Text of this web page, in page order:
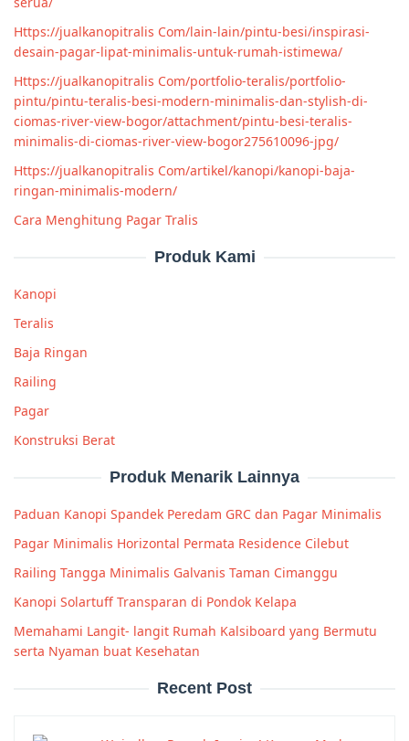
Https://jualkanopitralis Com/lain-lain/pintu-besi/inspirasi-
desain-pagar-lipat-minimalis-untuk-rumah-istimewa/
Https://jualkanopitralis Com/portfolio-teralis/portfolio-
pintu/pintu-teralis-besi-modern-minimalis-dan-stylish-di-
ciomas-river-view-bogor/attachment/pintu-besi-teralis-
minimalis-di-ciomas-river-view-bogor275610096-jpg/
Https://jualkanopitralis Com/artikel/kanopi/kanopi-baja-
ringan-minimalis-modern/
Cara Menghitung Pagar Tralis
Produk Kami
Kanopi
Teralis
Baja Ringan
Railing
Pagar
Konstruksi Berat
Produk Menarik Lainnya
Paduan Kanopi Spandek Peredam GRC dan Pagar Minimalis
Pagar Minimalis Horizontal Permata Residence Cilebut
Railing Tangga Minimalis Galvanis Taman Cimanggu
Kanopi Solartuff Transparan di Pondok Kelapa
Memahami Langit- langit Rumah Kalsiboard yang Bermutu
serta Nyaman buat Kesehatan
Recent Post